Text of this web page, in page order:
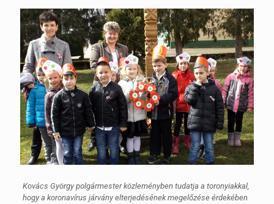
Kovács György polgármester közleményben tudatja a toronyiakkal,
hogy a koronavírus járvány elterjedésének megelőzése érdekében